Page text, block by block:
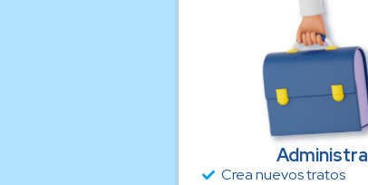
Administra
Crea nuevos tratos